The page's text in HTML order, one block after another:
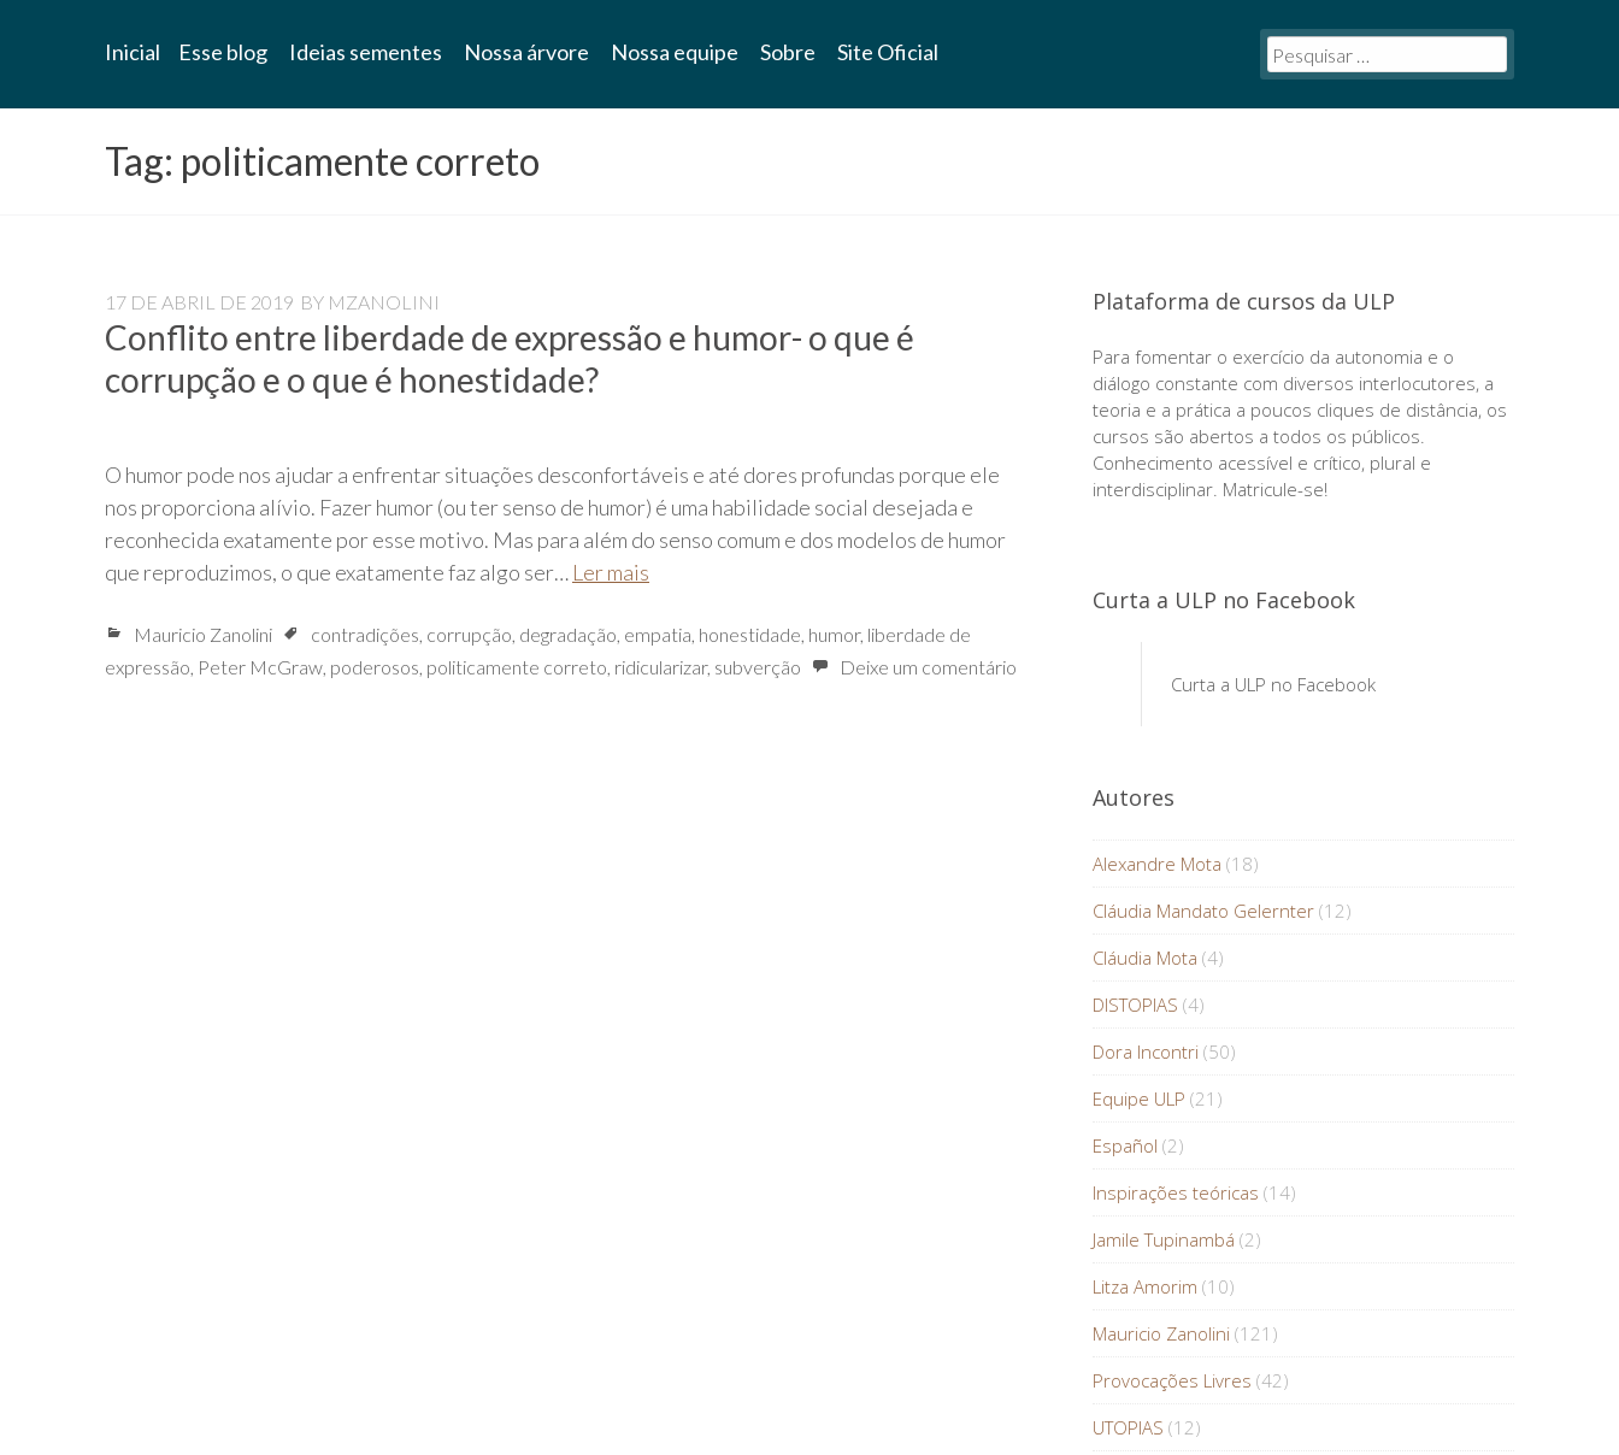
Blog
Universidade
Livre
Pampédia
Inicial Esse blog Ideias sementes Nossa árvore Nossa equipe Sobre Site Oficial
Tag: politicamente correto
17 DE ABRIL DE 2019 BY MZANOLINI
Conflito entre liberdade de expressão e humor- o que é
corrupção e o que é honestidade?
O humor pode nos ajudar a enfrentar situações desconfortáveis e até dores profundas porque ele
nos proporciona alívio. Fazer humor (ou ter senso de humor) é uma habilidade social desejada e
reconhecida exatamente por esse motivo. Mas para além do senso comum e dos modelos de humor
que reproduzimos, o que exatamente faz algo ser… Ler mais
Mauricio Zanolini contradições, corrupção, degradação, empatia, honestidade, humor, liberdade de
expressão, Peter McGraw, poderosos, politicamente correto, ridicularizar, subverção Deixe um comentário
Plataforma de cursos da ULP
Para fomentar o exercício da autonomia e o
diálogo constante com diversos interlocutores, a
teoria e a prática a poucos cliques de distância, os
cursos são abertos a todos os públicos.
Conhecimento acessível e crítico, plural e
interdisciplinar. Matricule-se!
Curta a ULP no Facebook
Curta a ULP no Facebook
Autores
Alexandre Mota (18)
Cláudia Mandato Gelernter (12)
Cláudia Mota (4)
DISTOPIAS (4)
Dora Incontri (50)
Equipe ULP (21)
Español (2)
Inspirações teóricas (14)
Jamile Tupinambá (2)
Litza Amorim (10)
Mauricio Zanolini (121)
Provocações Livres (42)
UTOPIAS (12)